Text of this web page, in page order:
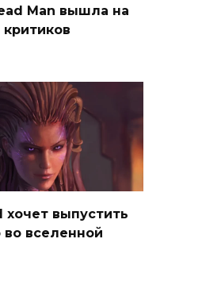
Man вышла на
хочет выпустить
вселенной